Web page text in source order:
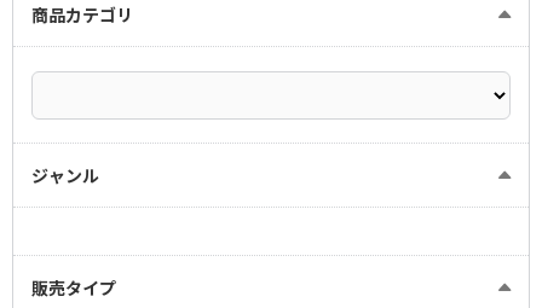
商品カテゴリ
ジャンル
販売タイプ